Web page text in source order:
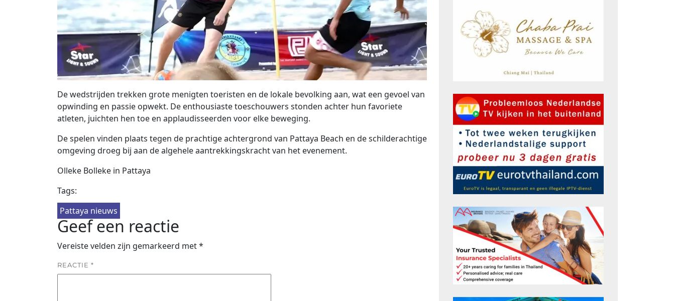
De wedstrijden trekken grote menigten toeristen en de lokale bevolking aan, wat een gevoel van
opwinding en passie opwekt. De enthousiaste toeschouwers stonden achter hun favoriete
atleten, juichten hen toe en applaudisseerden voor elke beweging.
De spelen vinden plaats tegen de prachtige achtergrond van Pattaya Beach en de schilderachtige
omgeving droeg bij aan de algehele aantrekkingskracht van het evenement.
Olleke Bolleke in Pattaya
Tags:
Pattaya nieuws
Geef een reactie
Vereiste velden zijn gemarkeerd met*
REACTIE *